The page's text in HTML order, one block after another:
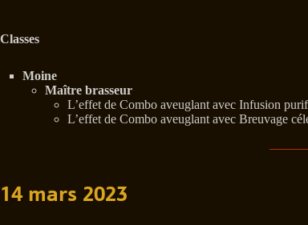
Classes
Moine
Maître brasseur
L’effet de Combo aveuglant avec Infusion
L’effet de Combo aveuglant avec Breuvage
14 mars 2023